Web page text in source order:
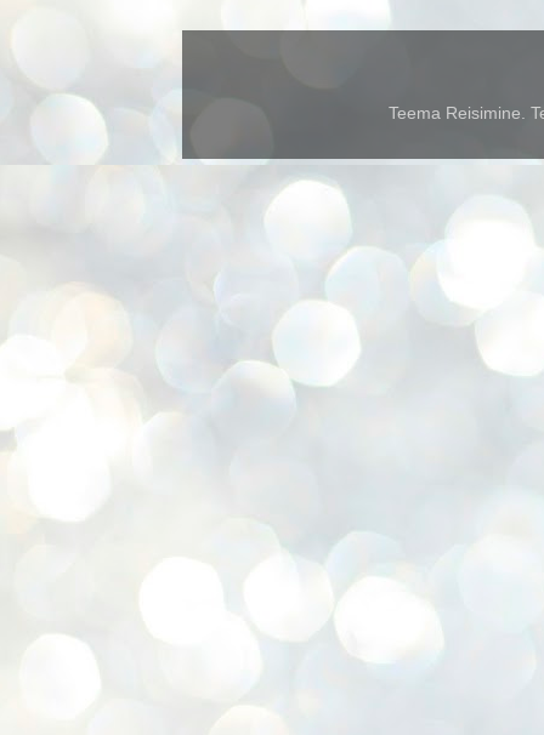
Teema Reisimine.